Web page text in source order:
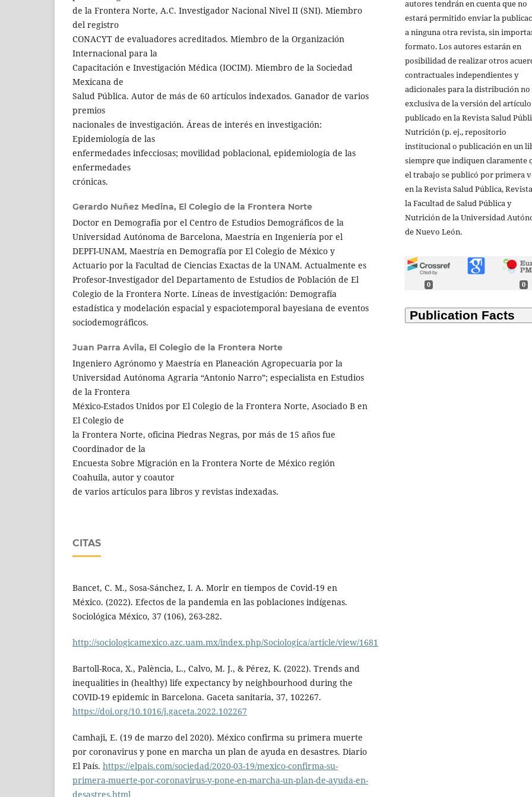
de la Frontera Norte, A.C. Investigador Nacional Nivel II (SNI). Miembro
del registro
CONACYT de evaluadores acreditados. Miembro de la Organización
Internacional para la
Capacitación e Investigación Médica (IOCIM). Miembro de la Sociedad
Mexicana de
Salud Pública. Autor de más de 60 artículos indexados. Ganador de varios
premios
nacionales de investigación. Áreas de interés en investigación:
Epidemiología de las
enfermedades infecciosas; movilidad poblacional, epidemiología de las
enfermedades
crónicas.
Gerardo Nuñez Medina, El Colegio de la Frontera Norte
Doctor en Demografía por el Centro de Estudios Demográficos de la
Universidad Autónoma de Barcelona, ​​Maestría en Ingeniería por el
DEPFI-UNAM, Maestría en Demografía por El Colegio de México y
Actuario por la Facultad de Ciencias Exactas de la UNAM. Actualmente es
Profesor-Investigador del Departamento de Estudios de Población de El
Colegio de la Frontera Norte. Líneas de investigación: Demografía
estadística y modelación espacial y espaciotemporal bayesiana de eventos
sociodemográficos.
Juan Parra Avila, El Colegio de la Frontera Norte
Ingeniero Agrónomo y Maestría en Planeación Agropecuaria por la
Universidad Autónoma Agraria “Antonio Narro”; especialista en Estudios
de la Frontera
México-Estados Unidos por El Colegio de la Frontera Norte, Asociado B en
El Colegio de
la Frontera Norte, oficina Piedras Negras, por más de 15 años fue
Coordinador de la
Encuesta Sobre Migración en la Frontera Norte de México región
Coahuila, autor y coautor
de varios artículos para libros y revistas indexadas.
CITAS
Bancet, C. M., Sosa-Sánchez, I. A. Morir en tiempos de Covid-19 en
México. (2022). Efectos de la pandemia en las poblaciones indígenas.
Sociológica México, 37 (106), 263-282.
http://sociologicamexico.azc.uam.mx/index.php/Sociologica/article/view/1681
Bartoll-Roca, X., Palència, L., Calvo, M. J., & Pérez, K. (2022). Trends and
inequalities in (healthy) life expectancy by neighbourhood during the
COVID-19 epidemic in Barcelona. Gaceta sanitaria, 37, 102267.
https://doi.org/10.1016/j.gaceta.2022.102267
Camhaji, E. (19 de marzo del 2020). México confirma su primera muerte
por coronavirus y pone en marcha un plan de ayuda en desastres. Diario
El País. https://elpais.com/sociedad/2020-03-19/mexico-confirma-su-
primera-muerte-por-coronavirus-y-pone-en-marcha-un-plan-de-ayuda-en-
desastres.html
autores tendrán en cuenta que no
estará permitido enviar la
a ninguna otra revista, sin
formato. Los autores estarán en
posibilidad de realizar otros
contractuales independientes y
adicionales para la distribución no
exclusiva de la versión del artículo
publicado en la Revista Salud
Nutrición (p. ej., repositorio
institucional o publicación en un
siempre que indiquen claramente
el trabajo se publicó por primera
en la Revista Salud Pública,
la Facultad de Salud Pública y
Nutrición de la Universidad
de Nuevo León.
0 0